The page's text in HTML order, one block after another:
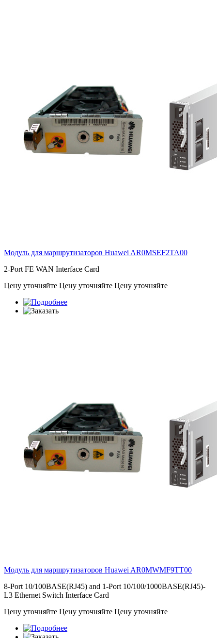
Модуль для маршрутизаторов Huawei AR0MSEF2TA00
2-Port FE WAN Interface Card
Цену уточняйте Цену уточняйте Цену уточняйте
Модуль для маршрутизаторов Huawei AR0MWMF9TT00
8-Port 10/100BASE(RJ45) and 1-Port 10/100/1000BASE(RJ45)-
L3 Ethernet Switch Interface Card
Цену уточняйте Цену уточняйте Цену уточняйте